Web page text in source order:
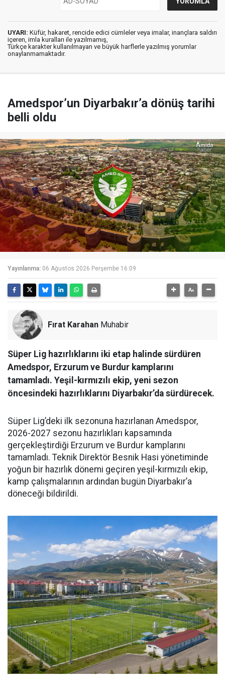
UYARI: Küfür, hakaret, rencide edici cümleler veya imalar, inançlara saldırı
içeren, imla kuralları ile yazılmamış,
Türkçe karakter kullanılmayan ve büyük harflerle yazılmış yorumlar
onaylanmamaktadır.
Amedspor’un Diyarbakır’a dönüş tarihi
belli oldu
Yayınlanma: 06 Ağustos 2026 Perşembe 16:09
Fırat Karahan Muhabir
Süper Lig hazırlıklarını iki etap halinde sürdüren
Amedspor, Erzurum ve Burdur kamplarını
tamamladı. Yeşil-kırmızılı ekip, yeni sezon
öncesindeki hazırlıklarını Diyarbakır’da sürdürecek.
Süper Lig’deki ilk sezonuna hazırlanan Amedspor,
2026-2027 sezonu hazırlıkları kapsamında
gerçekleştirdiği Erzurum ve Burdur kamplarını
tamamladı. Teknik Direktör Besnik Hasi yönetiminde
yoğun bir hazırlık dönemi geçiren yeşil-kırmızılı ekip,
kamp çalışmalarının ardından bugün Diyarbakır’a
döneceği bildirildi.